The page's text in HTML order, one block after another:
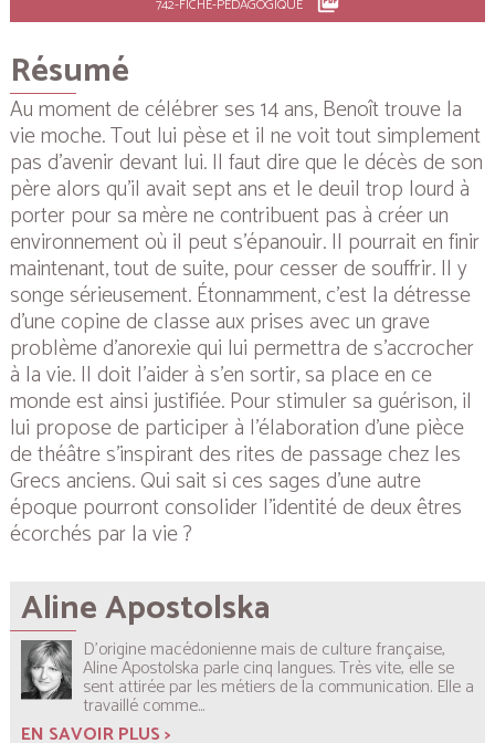
742-FICHE-PÉDAGOGIQUE
Résumé
Au moment de célébrer ses 14 ans, Benoît trouve la
vie moche. Tout lui pèse et il ne voit tout simplement
pas d’avenir devant lui. Il faut dire que le décès de son
père alors qu’il avait sept ans et le deuil trop lourd à
porter pour sa mère ne contribuent pas à créer un
environnement où il peut s’épanouir. Il pourrait en finir
maintenant, tout de suite, pour cesser de souffrir. Il y
songe sérieusement. Étonnamment, c’est la détresse
d’une copine de classe aux prises avec un grave
problème d’anorexie qui lui permettra de s’accrocher
à la vie. Il doit l’aider à s’en sortir, sa place en ce
monde est ainsi justifiée. Pour stimuler sa guérison, il
lui propose de participer à l’élaboration d’une pièce
de théâtre s’inspirant des rites de passage chez les
Grecs anciens. Qui sait si ces sages d’une autre
époque pourront consolider l’identité de deux êtres
écorchés par la vie ?
Aline Apostolska
D’origine macédonienne mais de culture française,
Aline Apostolska parle cinq langues. Très vite, elle se
sent attirée par les métiers de la communication. Elle a
travaillé comme...
EN SAVOIR PLUS >